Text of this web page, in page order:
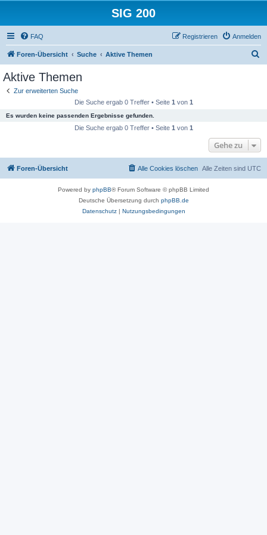
SIG 200
FAQ Anmelden
Registrieren
Foren-Übersicht Suche Aktive Themen
Aktive Themen
Zur erweiterten Suche
Die Suche ergab 0 Treffer • Seite 1 von 1
Es wurden keine passenden Ergebnisse gefunden.
Die Suche ergab 0 Treffer • Seite 1 von 1
Gehe zu
Foren-Übersicht Alle Zeiten sind UTC
Alle Cookies löschen
Powered by phpBB® Forum Software © phpBB Limited
Deutsche Übersetzung durch phpBB.de
Datenschutz| Nutzungsbedingungen